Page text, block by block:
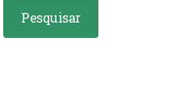
Pesquisar